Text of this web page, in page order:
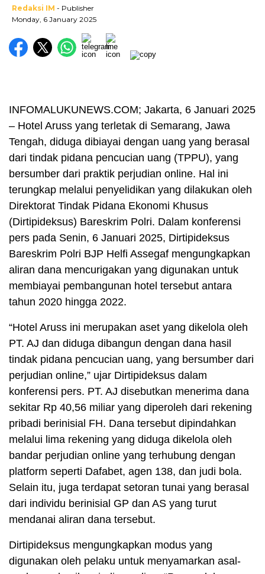
Redaksi IM - Publisher
Monday, 6 January 2025
INFOMALUKUNEWS.COM; Jakarta, 6 Januari 2025
– Hotel Aruss yang terletak di Semarang, Jawa
Tengah, diduga dibiayai dengan uang yang berasal
dari tindak pidana pencucian uang (TPPU), yang
bersumber dari praktik perjudian online. Hal ini
terungkap melalui penyelidikan yang dilakukan oleh
Direktorat Tindak Pidana Ekonomi Khusus
(Dirtipideksus) Bareskrim Polri. Dalam konferensi
pers pada Senin, 6 Januari 2025, Dirtipideksus
Bareskrim Polri BJP Helfi Assegaf mengungkapkan
aliran dana mencurigakan yang digunakan untuk
membiayai pembangunan hotel tersebut antara
tahun 2020 hingga 2022.
“Hotel Aruss ini merupakan aset yang dikelola oleh
PT. AJ dan diduga dibangun dengan dana hasil
tindak pidana pencucian uang, yang bersumber dari
perjudian online,” ujar Dirtipideksus dalam
konferensi pers. PT. AJ disebutkan menerima dana
sekitar Rp 40,56 miliar yang diperoleh dari rekening
pribadi berinisial FH. Dana tersebut dipindahkan
melalui lima rekening yang diduga dikelola oleh
bandar perjudian online yang terhubung dengan
platform seperti Dafabet, agen 138, dan judi bola.
Selain itu, juga terdapat setoran tunai yang berasal
dari individu berinisial GP dan AS yang turut
mendanai aliran dana tersebut.
Dirtipideksus mengungkapkan modus yang
digunakan oleh pelaku untuk menyamarkan asal-